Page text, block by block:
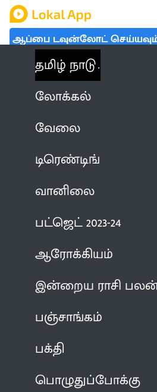
ஆப்பை டவுன்லோட்
தமிழ் நாடு
லோக்கல்
வேலை
டிரெண்டிங்
வானிலை
பட்ஜெட் 2023-24
ஆரோக்கியம்
இன்றைய ராசி
பஞ்சாங்கம்
பக்தி
பொழுதுப்போக்கு